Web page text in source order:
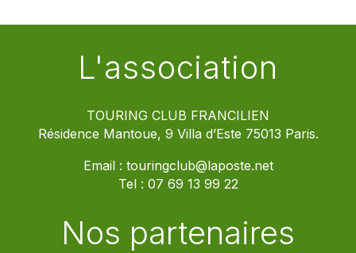
L'association
TOURING CLUB FRANCILIEN
Résidence Mantoue, 9 Villa d’Este 75013 Paris.
Email : touringclub@laposte.net
Tel : 07 69 13 99 22
Nos partenaires